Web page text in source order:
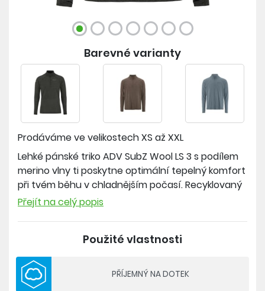
Lehké pánské triko ADV SubZ Wool LS 3 s podílem
merino vlny ti poskytne optimální tepelný komfort
při tvém běhu v chladnějším počasí. Recyklovaný
polyester se postará o efektivní odvod vlhkosti od
Materiál: 80% recyklovaný polyester, 20% merino
vlna
Přejít na celý popis
Použité vlastnosti
PŘÍJEMNÝ NA DOTEK
Prodáváme ve velikostechXS až XXL
Barevné varianty